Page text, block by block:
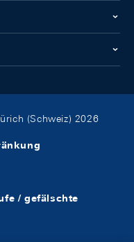
(Schweiz) 2026
/ gefälschte